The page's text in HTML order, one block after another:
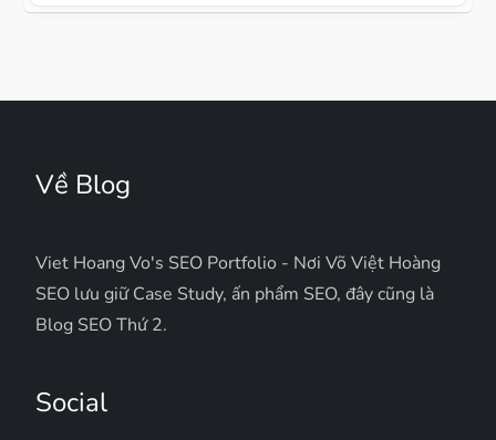
Về Blog
Viet Hoang Vo's SEO Portfolio - Nơi Võ Việt Hoàng
SEO lưu giữ Case Study, ấn phẩm SEO, đây cũng là
Blog SEO Thứ 2.
Social